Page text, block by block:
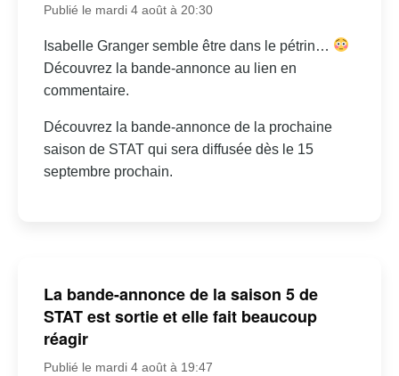
Publié le mardi 4 août à 20:30
Isabelle Granger semble être dans le pétrin…
Découvrez la bande-annonce au lien en
commentaire.
Découvrez la bande-annonce de la prochaine
saison de STAT qui sera diffusée dès le 15
septembre prochain.
La bande-annonce de la saison 5 de
STAT est sortie et elle fait beaucoup
réagir
Publié le mardi 4 août à 19:47